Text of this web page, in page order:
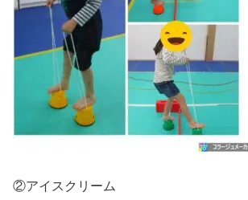
②アイスクリーム